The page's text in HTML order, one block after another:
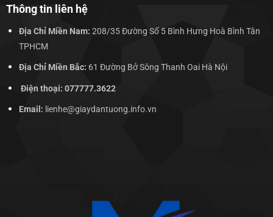
Thông tin liên hệ
Địa Chỉ Miền Nam: 208/35 Đường Số 5 Bình Hưng Hoà Bình Tân
TPHCM
Địa Chỉ Miền Bắc: 61 Đường Bở Sông Thanh Oai Hà Nội
Điện thoại: 077777.3622
Email: lienhe@giaydantuong.info.vn